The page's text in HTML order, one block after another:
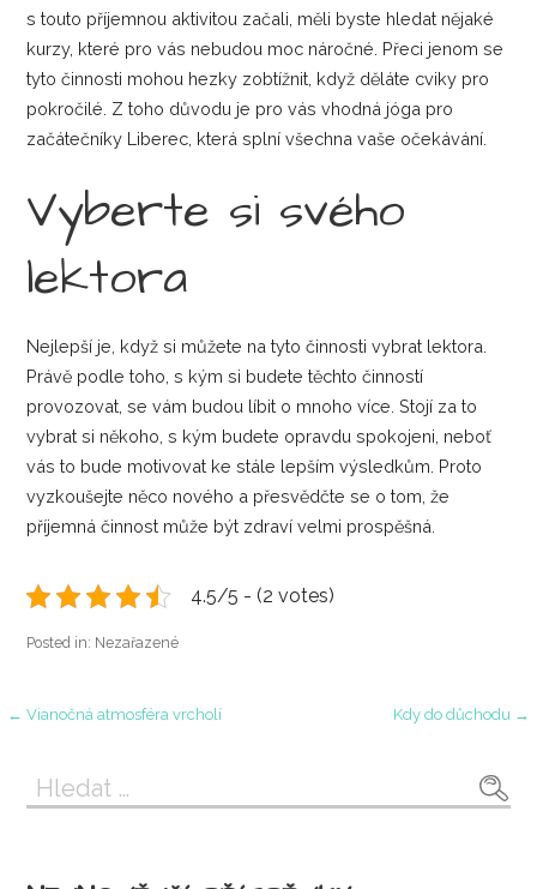
s touto příjemnou aktivitou začali, měli byste hledat nějaké
kurzy, které pro vás nebudou moc náročné. Přeci jenom se
tyto činnosti mohou hezky zobtížnit, když děláte cviky pro
pokročilé. Z toho důvodu je pro vás vhodná jóga pro
začátečníky Liberec , která splní všechna vaše očekávání.
Vyberte si svého
lektora
Nejlepší je, když si můžete na tyto činnosti vybrat lektora.
Právě podle toho, s kým si budete těchto činností
provozovat, se vám budou líbit o mnoho více. Stojí za to
vybrat si někoho, s kým budete opravdu spokojeni, neboť
vás to bude motivovat ke stále lepším výsledkům. Proto
vyzkoušejte něco nového a přesvědčte se o tom, že
příjemná činnost může být zdraví velmi prospěšná.
4.5/5 - (2 votes)
Posted in: Nezařazené
Navigace
pro
příspěvek
← Vianočná atmosféra vrcholí Kdy do důchodu →
Vyhledávání